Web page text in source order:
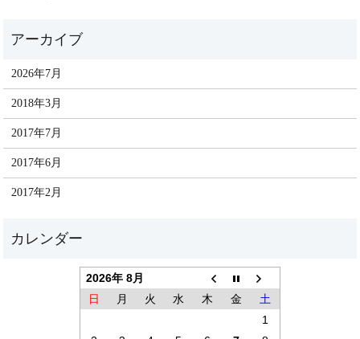
2026年7月
2018年3月
2017年7月
2017年6月
2017年2月
2026年 8月
日
月 火 水 木 金
土
1